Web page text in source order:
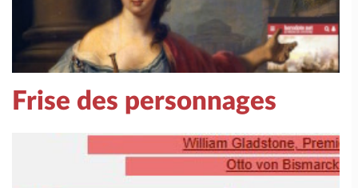
Frise des personnages